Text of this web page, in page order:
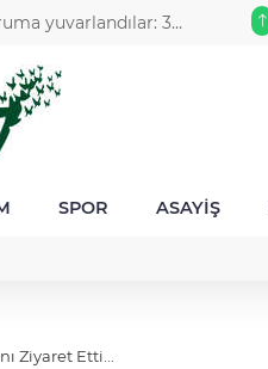
yuvarlandılar: 3
0,0018
GAU/TRY
6.509,01
SPOR ASAYİŞ
Ziyaret Etti...